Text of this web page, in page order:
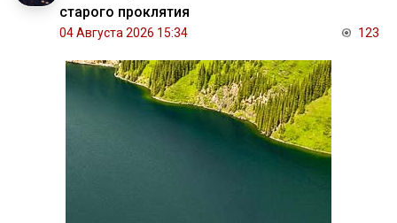
старого проклятия
04 Августа 2026 15:34 123